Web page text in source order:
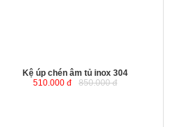
Kệ úp chén âm tủ inox 304
510.000 đ
850.000 đ